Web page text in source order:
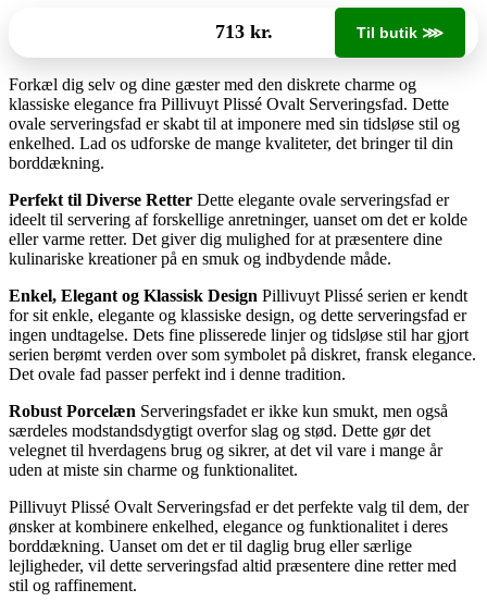
713 kr. Til butik ⋙
Forkæl dig selv og dine gæster med den diskrete charme og
klassiske elegance fra Pillivuyt Plissé Ovalt Serveringsfad. Dette
ovale serveringsfad er skabt til at imponere med sin tidsløse stil og
enkelhed. Lad os udforske de mange kvaliteter, det bringer til din
borddækning.
Perfekt til Diverse Retter Dette elegante ovale serveringsfad er
ideelt til servering af forskellige anretninger, uanset om det er kolde
eller varme retter. Det giver dig mulighed for at præsentere dine
kulinariske kreationer på en smuk og indbydende måde.
Enkel, Elegant og Klassisk Design Pillivuyt Plissé serien er kendt
for sit enkle, elegante og klassiske design, og dette serveringsfad er
ingen undtagelse. Dets fine plisserede linjer og tidsløse stil har gjort
serien berømt verden over som symbolet på diskret, fransk elegance.
Det ovale fad passer perfekt ind i denne tradition.
Robust Porcelæn Serveringsfadet er ikke kun smukt, men også
særdeles modstandsdygtigt overfor slag og stød. Dette gør det
velegnet til hverdagens brug og sikrer, at det vil vare i mange år
uden at miste sin charme og funktionalitet.
Pillivuyt Plissé Ovalt Serveringsfad er det perfekte valg til dem, der
ønsker at kombinere enkelhed, elegance og funktionalitet i deres
borddækning. Uanset om det er til daglig brug eller særlige
lejligheder, vil dette serveringsfad altid præsentere dine retter med
stil og raffinement.